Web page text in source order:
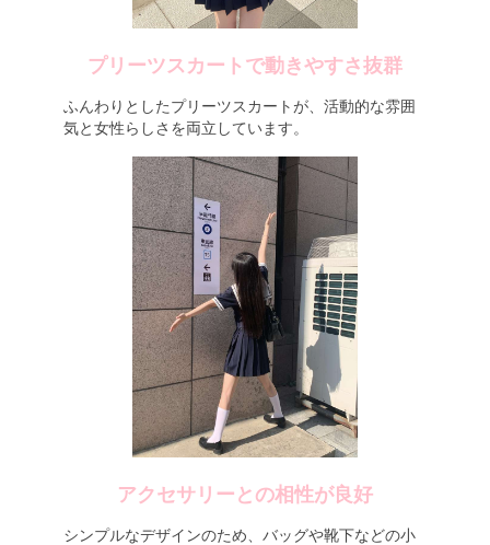
プリーツスカートで動きやすさ抜群
ふんわりとしたプリーツスカートが、活動的な雰囲
気と女性らしさを両立しています。
アクセサリーとの相性が良好
シンプルなデザインのため、バッグや靴下などの小